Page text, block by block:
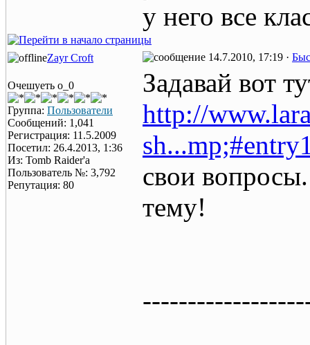
у него все
Zayr Croft 14.7.2010, 17:19 ·
Очешуеть о_0
Группа: Пользователи
Сообщений: 1,041
Регистрация: 11.5.2009
Посетил: 26.4.2013, 1:36
Из: Tomb Raider'a
Пользователь №: 3,792
Репутация: 80
Задавай вот
http://
свои вопросы.
тему!